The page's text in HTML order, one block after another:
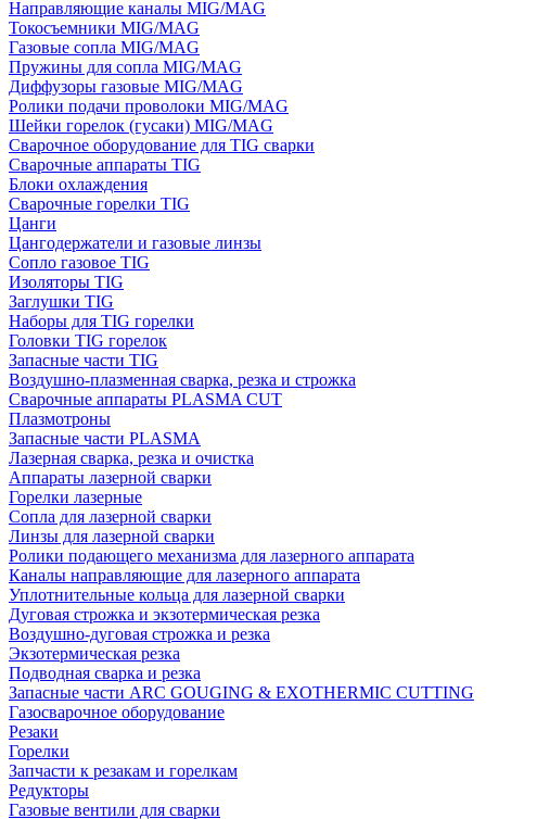
Направляющие каналы MIG/MAG
Токосъемники MIG/MAG
Газовые сопла MIG/MAG
Пружины для сопла MIG/MAG
Диффузоры газовые MIG/MAG
Ролики подачи проволоки MIG/MAG
Шейки горелок (гусаки) MIG/MAG
Сварочное оборудование для TIG сварки
Сварочные аппараты TIG
Блоки охлаждения
Сварочные горелки TIG
Цанги
Цангодержатели и газовые линзы
Сопло газовое TIG
Изоляторы TIG
Заглушки TIG
Наборы для TIG горелки
Головки TIG горелок
Запасные части TIG
Воздушно-плазменная сварка, резка и строжка
Сварочные аппараты PLASMA CUT
Плазмотроны
Запасные части PLASMA
Лазерная сварка, резка и очистка
Аппараты лазерной сварки
Горелки лазерные
Сопла для лазерной сварки
Линзы для лазерной сварки
Ролики подающего механизма для лазерного аппарата
Каналы направляющие для лазерного аппарата
Уплотнительные кольца для лазерной сварки
Дуговая строжка и экзотермическая резка
Воздушно-дуговая строжка и резка
Экзотермическая резка
Подводная сварка и резка
Запасные части ARC GOUGING & EXOTHERMIC CUTTING
Газосварочное оборудование
Резаки
Горелки
Запчасти к резакам и горелкам
Редукторы
Газовые вентили для сварки